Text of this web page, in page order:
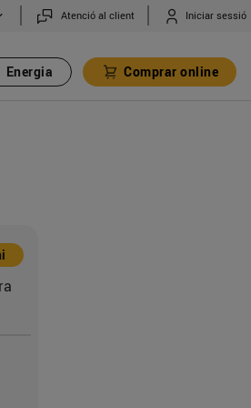
Atenció al client Iniciar sessió
Energia Comprar online